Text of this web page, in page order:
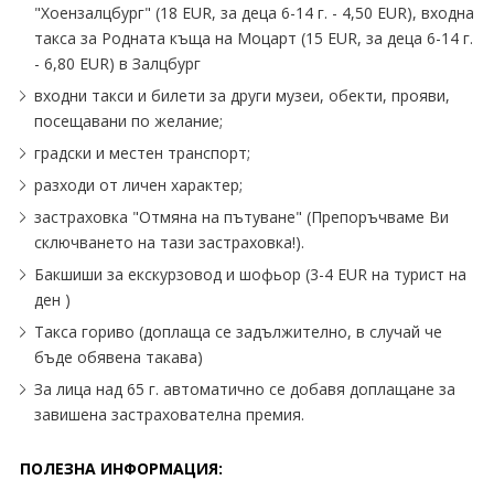
"Хоензалцбург" (18 EUR, за деца 6-14 г. - 4,50 EUR), входна
такса за Родната къща на Моцарт (15 EUR, за деца 6-14 г.
- 6,80 EUR) в Залцбург
входни такси и билети за други музеи, обекти, прояви,
посещавани по желание;
градски и местен транспорт;
разходи от личен характер;
застраховка "Отмяна на пътуване" (Препоръчваме Ви
сключването на тази застраховка!).
Бакшиши за екскурзовод и шофьор (3-4 EUR на турист на
ден )
Такса гориво (доплаща се задължително, в случай че
бъде обявена такава)
За лица над 65 г. автоматично се добавя доплащане за
завишена застрахователна премия.
ПОЛЕЗНА ИНФОРМАЦИЯ: